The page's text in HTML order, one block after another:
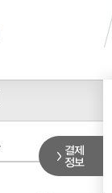
결제
정보